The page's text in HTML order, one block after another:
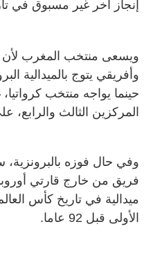
إنجاز آخر غير مسبوق في
ويسعى منتخب المغرب
وأفريقي يتوج بالميدالية
حينما يواجه منتخب
المركزين الثالث
وفي حال فوزه
فريق من خارج قارتي
ميدالية في تاريخ كأس
الأولى قبل 92 عاما.